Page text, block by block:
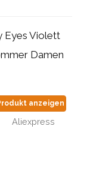
Eyes Violett
Damen
anzeigen
Aliexpress